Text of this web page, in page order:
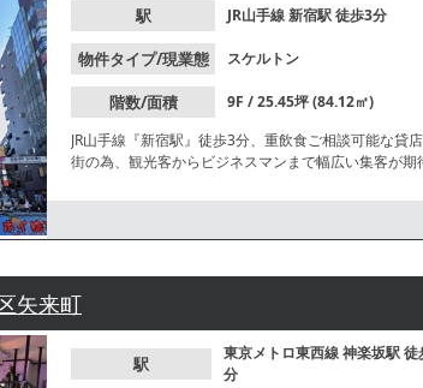
駅 JR山手線新宿駅徒歩3分
物件タイプ/現業態 スケルトン
階数/面積
9F / 25.45坪 (84.12㎡)
JR山手線『新宿駅』徒歩3分、重飲食ご相談可能な
街の為、観光客からビジネスマンまで幅広い集客が
矢来町
駅
東京メトロ東西線神楽坂駅徒
分